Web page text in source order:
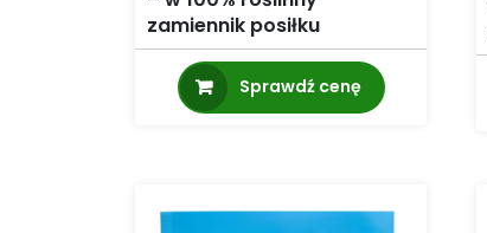
zamiennik posiłku
Sprawdź cenę